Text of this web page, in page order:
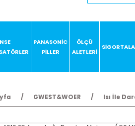
PANASONİC
PİLLER
ÖLÇÜ
ALETLERİ
GWEST&WOER Isı İle